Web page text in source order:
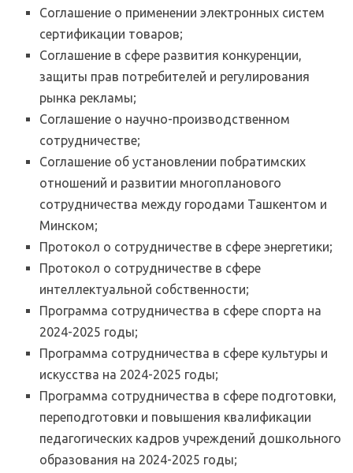
Соглашение о применении электронных систем
сертификации товаров;
Соглашение в сфере развития конкуренции,
защиты прав потребителей и регулирования
рынка рекламы;
Соглашение о научно-производственном
сотрудничестве;
Соглашение об установлении побратимских
отношений и развитии многопланового
сотрудничества между городами Ташкентом и
Минском;
Протокол о сотрудничестве в сфере энергетики;
Протокол о сотрудничестве в сфере
интеллектуальной собственности;
Программа сотрудничества в сфере спорта на
2024-2025 годы;
Программа сотрудничества в сфере культуры и
искусства на 2024-2025 годы;
Программа сотрудничества в сфере подготовки,
переподготовки и повышения квалификации
педагогических кадров учреждений дошкольного
образования на 2024-2025 годы;